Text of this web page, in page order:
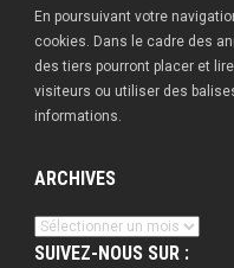
En poursuivant votre
cookies. Dans le cadre des
des tiers pourront placer et
visiteurs ou utiliser des
informations.
ARCHIVES
Archives
SUIVEZ-NOUS SUR :